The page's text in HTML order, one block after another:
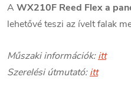
A WX210F Reed Flexa
lehetővé teszi az ívelt falak
Műszaki információk:itt
Szerelési útmutató:itt